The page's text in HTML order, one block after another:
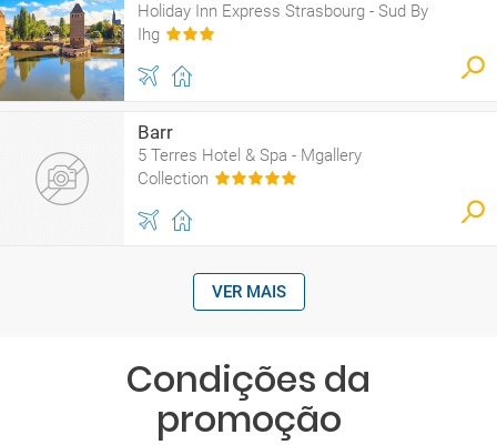
Holiday Inn Express Strasbourg - Sud By
Ihg
Barr
5 Terres Hotel & Spa - Mgallery
Collection
VER MAIS
Condições da
promoção